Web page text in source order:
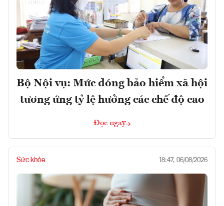
Bộ Nội vụ: Mức đóng bảo hiểm xã hội
tương ứng tỷ lệ hưởng các chế độ cao
Đọc ngay
Sức khỏe 18:47, 06/08/2026